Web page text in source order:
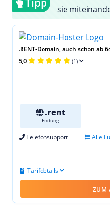
Tipp
sie
.RENT-Domain, auch schon ab
5,0 (1)
.rent
Endung
Telefonsupport Alle
Tarifdetails
ZUM